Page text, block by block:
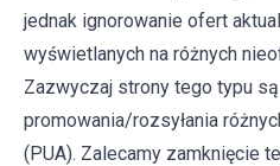
jednak ignorowanie ofert
wyświetlanych na różnych
Zazwyczaj strony tego typu
promowania/rozsyłania
(PUA). Zalecamy zamknięcie